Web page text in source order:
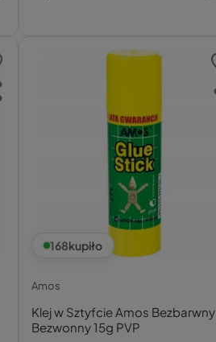
168kupiło
Amos
Klej w Sztyfcie Amos Bezbarwny
Bezwonny 15g PVP